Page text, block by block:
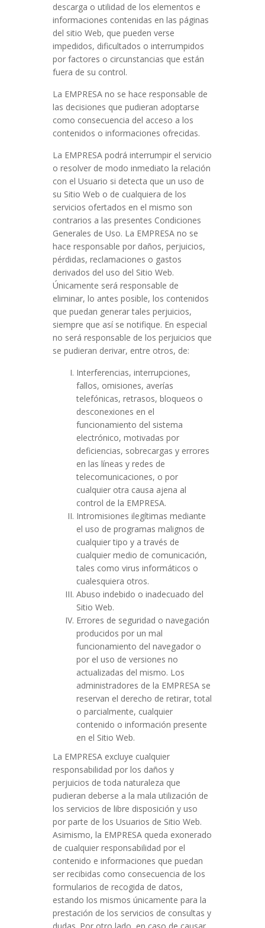
descarga o utilidad de los elementos e
informaciones contenidas en las páginas
del sitio Web, que pueden verse
impedidos, dificultados o interrumpidos
por factores o circunstancias que están
fuera de su control.
La EMPRESA no se hace responsable de
las decisiones que pudieran adoptarse
como consecuencia del acceso a los
contenidos o informaciones ofrecidas.
La EMPRESA podrá interrumpir el servicio
o resolver de modo inmediato la relación
con el Usuario si detecta que un uso de
su Sitio Web o de cualquiera de los
servicios ofertados en el mismo son
contrarios a las presentes Condiciones
Generales de Uso. La EMPRESA no se
hace responsable por daños, perjuicios,
pérdidas, reclamaciones o gastos
derivados del uso del Sitio Web.
Únicamente será responsable de
eliminar, lo antes posible, los contenidos
que puedan generar tales perjuicios,
siempre que así se notifique. En especial
no será responsable de los perjuicios que
se pudieran derivar, entre otros, de:
Interferencias, interrupciones,
fallos, omisiones, averías
telefónicas, retrasos, bloqueos o
desconexiones en el
funcionamiento del sistema
electrónico, motivadas por
deficiencias, sobrecargas y errores
en las líneas y redes de
telecomunicaciones, o por
cualquier otra causa ajena al
control de la EMPRESA.
Intromisiones ilegítimas mediante
el uso de programas malignos de
cualquier tipo y a través de
cualquier medio de comunicación,
tales como virus informáticos o
cualesquiera otros.
Abuso indebido o inadecuado del
Sitio Web.
Errores de seguridad o navegación
producidos por un mal
funcionamiento del navegador o
por el uso de versiones no
actualizadas del mismo. Los
administradores de la EMPRESA se
reservan el derecho de retirar, total
o parcialmente, cualquier
contenido o información presente
en el Sitio Web.
La EMPRESA excluye cualquier
responsabilidad por los daños y
perjuicios de toda naturaleza que
pudieran deberse a la mala utilización de
los servicios de libre disposición y uso
por parte de los Usuarios de Sitio Web.
Asimismo, la EMPRESA queda exonerado
de cualquier responsabilidad por el
contenido e informaciones que puedan
ser recibidas como consecuencia de los
formularios de recogida de datos,
estando los mismos únicamente para la
prestación de los servicios de consultas y